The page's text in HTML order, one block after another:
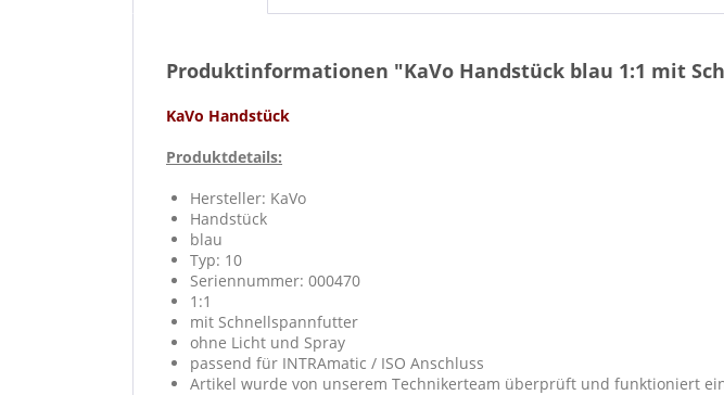
Produktinformationen "KaVo Handstück blau 1:1 mit
KaVo Handstück
Produktdetails:
Hersteller: KaVo
Handstück
blau
Typ: 10
Seriennummer: 000470
1:1
mit Schnellspannfutter
ohne Licht und Spray
passend für INTRAmatic / ISO Anschluss
Artikel wurde von unserem Technikerteam überprüft und funktioniert